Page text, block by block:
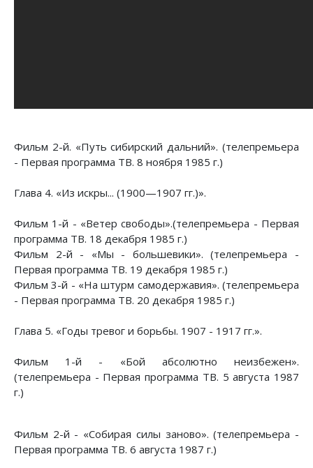
Фильм 2-й. «Путь сибирский дальний». (телепремьера
- Первая программа ТВ. 8 ноября 1985 г.)
Глава 4. «Из искры... (1900—1907 гг.)».
Фильм 1-й - «Ветер свободы».(телепремьера - Первая
программа ТВ. 18 декабря 1985 г.)
Фильм 2-й - «Мы - большевики». (телепремьера -
Первая программа ТВ. 19 декабря 1985 г.)
Фильм 3-й - «На штурм самодержавия». (телепремьера
- Первая программа ТВ. 20 декабря 1985 г.)
Глава 5. «Годы тревог и борьбы. 1907 - 1917 гг.».
Фильм 1-й - «Бой абсолютно неизбежен».
(телепремьера - Первая программа ТВ. 5 августа 1987
г.)
Фильм 2-й - «Собирая силы заново». (телепремьера -
Первая программа ТВ. 6 августа 1987 г.)